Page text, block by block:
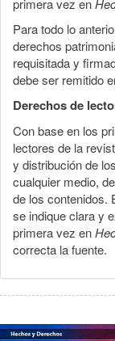
primera vez en
Para todo lo
derechos
requisitada y
debe ser remitido
Derechos de
Con base en los
lectores de la
y distribución de
cualquier medio,
de los contenidos.
se indique clara y
primera vez en
correcta la fuente.